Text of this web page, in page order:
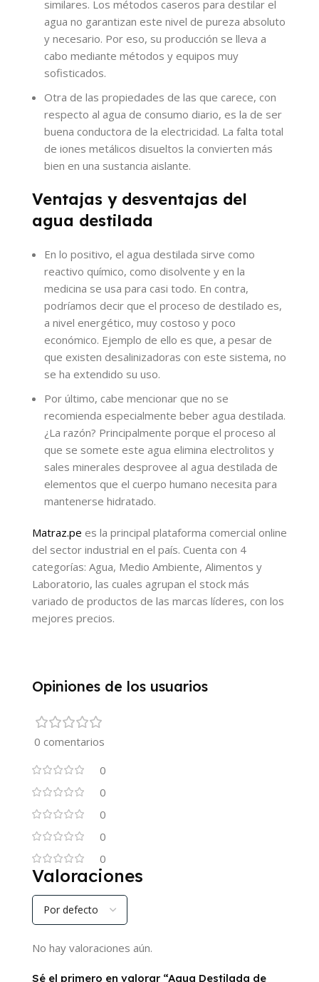
similares. Los métodos caseros para destilar el
agua no garantizan este nivel de pureza absoluto
y necesario. Por eso, su producción se lleva a
cabo mediante métodos y equipos muy
sofisticados.
Otra de las propiedades de las que carece, con
respecto al agua de consumo diario, es la de ser
buena conductora de la electricidad. La falta total
de iones metálicos disueltos la convierten más
bien en una sustancia aislante.
Ventajas y desventajas del
agua destilada
En lo positivo, el agua destilada sirve como
reactivo químico, como disolvente y en la
medicina se usa para casi todo. En contra,
podríamos decir que el proceso de destilado es,
a nivel energético, muy costoso y poco
económico. Ejemplo de ello es que, a pesar de
que existen desalinizadoras con este sistema, no
se ha extendido su uso.
Por último, cabe mencionar que no se
recomienda especialmente beber agua destilada.
¿La razón? Principalmente porque el proceso al
que se somete este agua elimina electrolitos y
sales minerales desprovee al agua destilada de
elementos que el cuerpo humano necesita para
mantenerse hidratado.
Matraz.pe es la principal plataforma comercial online
del sector industrial en el país. Cuenta con 4
categorías: Agua, Medio Ambiente, Alimentos y
Laboratorio, las cuales agrupan el stock más
variado de productos de las marcas líderes, con los
mejores precios.
Opiniones de los usuarios
0 comentarios
0
0
0
0
0
Valoraciones
No hay valoraciones aún.
Sé el primero en valorar “Agua Destilada de